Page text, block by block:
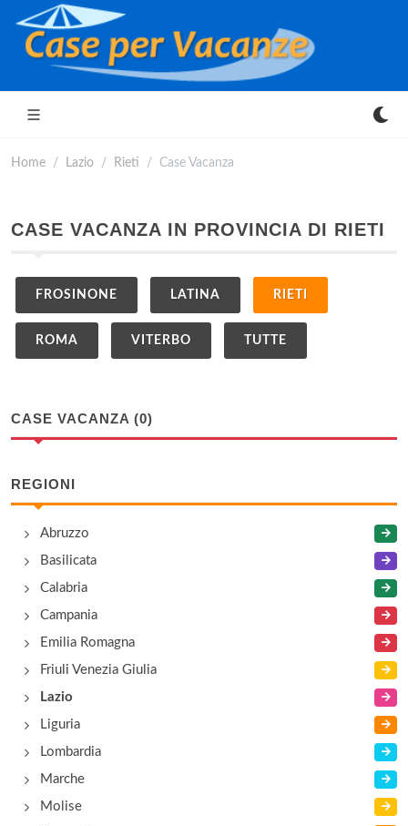
Home Lazio Rieti Case Vacanza
CASE VACANZA IN PROVINCIA DI RIETI
FROSINONE LATINA RIETI
ROMA VITERBO TUTTE
CASE VACANZA (0)
REGIONI
Abruzzo
Basilicata
Calabria
Campania
Emilia Romagna
Friuli Venezia Giulia
Lazio
Liguria
Lombardia
Marche
Molise